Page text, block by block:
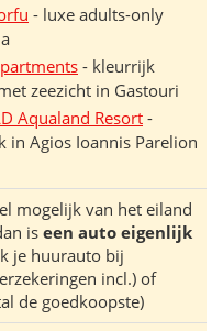
- luxe adults-only
- kleurrijk
zeezicht in Gastouri
Aqualand Resort-
in Agios Ioannis Parelion
mogelijk van het eiland
is een auto eigenlijk
je huurauto bij
incl.) of
de goedkoopste)